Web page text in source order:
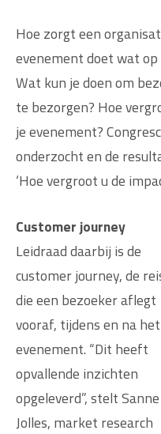
Hoe zorgt een
evenement doet wat
Wat kun je doen om
te bezorgen? Hoe
je evenement?
onderzocht en de
‘Hoe vergroot u de
Customer journey
Leidraad daarbij is de
customer journey, de
die een bezoeker aflegt
vooraf, tijdens en na het
evenement. “Dit heeft
opvallende inzichten
opgeleverd”, stelt Sanne
Jolles, market research